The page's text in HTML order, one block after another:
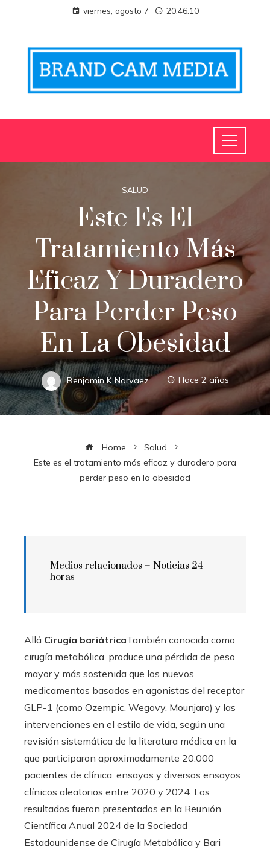
viernes, agosto 7 20:46:10
SALUD
Este Es El
Tratamiento Más
Eficaz Y Duradero
Para Perder Peso
En La Obesidad
Benjamin K Narvaez Hace 2 años
Home
Salud
Este es el tratamiento más eficaz y duradero para
perder peso en la obesidad
Medios relacionados – Noticias 24
horas
Allá Cirugía bariátricaTambién conocida como
cirugía metabólica, produce una pérdida de peso
mayor y más sostenida que los nuevos
medicamentos basados ​​en agonistas del receptor
GLP-1 (como Ozempic, Wegovy, Mounjaro) y las
intervenciones en el estilo de vida, según una
revisión sistemática de la literatura médica en la
que participaron aproximadamente 20.000
pacientes de clínica. ensayos y diversos ensayos
clínicos aleatorios entre 2020 y 2024. Los
resultados fueron presentados en la Reunión
Científica Anual 2024 de la Sociedad
Estadounidense de Cirugía Metabólica y Bari